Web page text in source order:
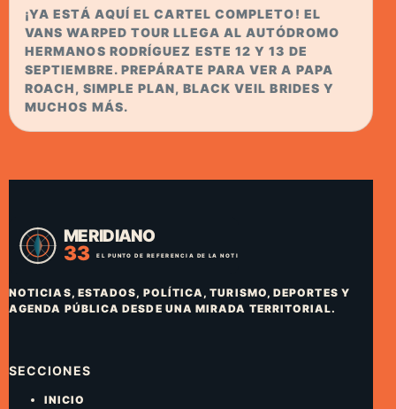
¡YA ESTÁ AQUÍ EL CARTEL COMPLETO! EL
VANS WARPED TOUR LLEGA AL AUTÓDROMO
HERMANOS RODRÍGUEZ ESTE 12 Y 13 DE
SEPTIEMBRE. PREPÁRATE PARA VER A PAPA
ROACH, SIMPLE PLAN, BLACK VEIL BRIDES Y
MUCHOS MÁS.
NOTICIAS, ESTADOS, POLÍTICA, TURISMO, DEPORTES Y
AGENDA PÚBLICA DESDE UNA MIRADA TERRITORIAL.
SECCIONES
INICIO